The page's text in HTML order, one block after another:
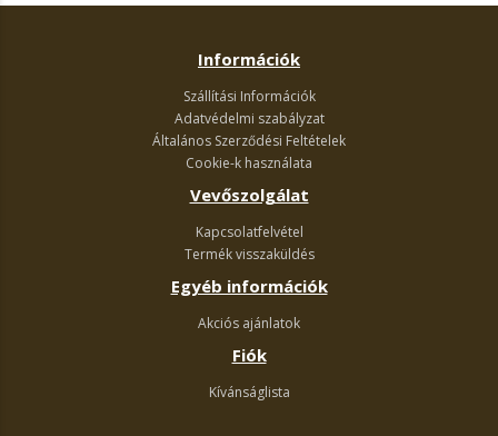
Információk
Szállítási Információk
Adatvédelmi szabályzat
Általános Szerződési Feltételek
Cookie-k használata
Vevőszolgálat
Kapcsolatfelvétel
Termék visszaküldés
Egyéb információk
Akciós ajánlatok
Fiók
Kívánságlista